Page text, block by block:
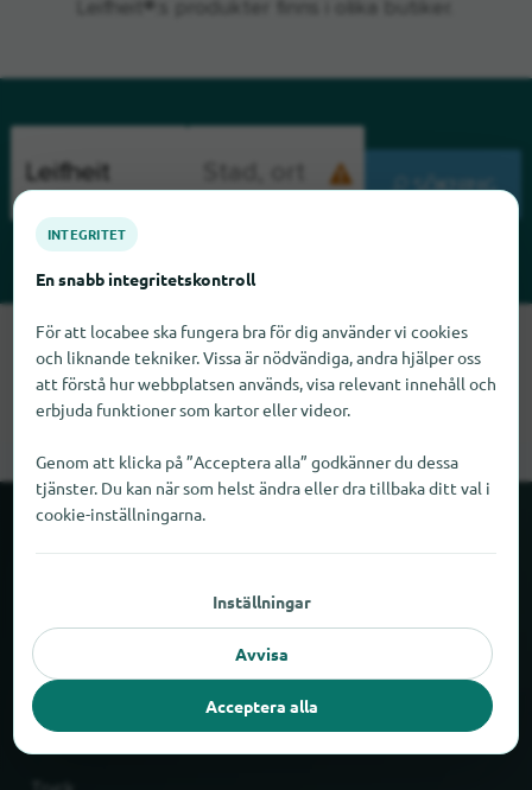
Leifheit®:s produkter finns i olika butiker.
SÖKNING
Tyvärr kan vi inte hitta Leifheit just nu. Om du vet var Leifheit
finns skulle vi bli glada om du meddelade oss det.
Partner
Rättslig
INTEGRITET
En snabb integritetskontroll
För att locabee ska fungera bra för dig använder vi cookies
och liknande tekniker. Vissa är nödvändiga, andra hjälper oss
att förstå hur webbplatsen används, visa relevant innehåll och
erbjuda funktioner som kartor eller videor.
Genom att klicka på ”Acceptera alla” godkänner du dessa
tjänster. Du kan när som helst ändra eller dra tillbaka ditt val i
cookie-inställningarna.
Inställningar
Avvisa
Acceptera alla